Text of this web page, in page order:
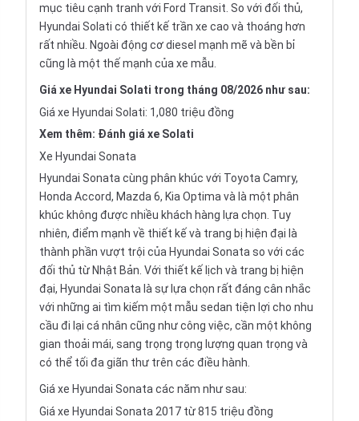
mục tiêu cạnh tranh với Ford Transit. So với đối thủ,
Hyundai Solati có thiết kế trần xe cao và thoáng hơn
rất nhiều. Ngoài động cơ diesel mạnh mẽ và bền bỉ
cũng là một thế mạnh của xe mẫu.
Giá xe Hyundai Solati trong tháng 08/2026 như sau:
Giá xe Hyundai Solati: 1,080 triệu đồng
Xem thêm: Đánh giá xe Solati
Xe Hyundai Sonata
Hyundai Sonata cùng phân khúc với Toyota Camry,
Honda Accord, Mazda 6, Kia Optima và là một phân
khúc không được nhiều khách hàng lựa chọn. Tuy
nhiên, điểm mạnh về thiết kế và trang bị hiện đại là
thành phần vượt trội của Hyundai Sonata so với các
đối thủ từ Nhật Bản. Với thiết kế lịch và trang bị hiện
đại, Hyundai Sonata là sự lựa chọn rất đáng cân nhắc
với những ai tìm kiếm một mẫu sedan tiện lợi cho nhu
cầu đi lại cá nhân cũng như công việc, cần một không
gian thoải mái, sang trọng trọng lượng quan trọng và
có thể tối đa giãn thư trên các điều hành.
Giá xe Hyundai Sonata các năm như sau:
Giá xe Hyundai Sonata 2017 từ 815 triệu đồng